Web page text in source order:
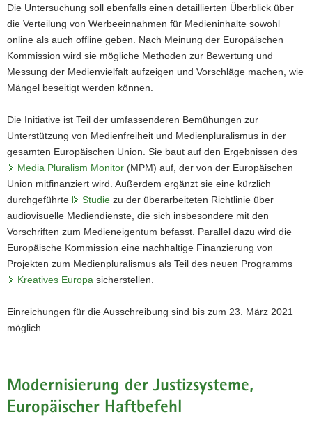
Die Untersuchung soll ebenfalls einen detaillierten Überblick über
die Verteilung von Werbeeinnahmen für Medieninhalte sowohl
online als auch offline geben. Nach Meinung der Europäischen
Kommission wird sie mögliche Methoden zur Bewertung und
Messung der Medienvielfalt aufzeigen und Vorschläge machen, wie
Mängel beseitigt werden können.
Die Initiative ist Teil der umfassenderen Bemühungen zur
Unterstützung von Medienfreiheit und Medienpluralismus in der
gesamten Europäischen Union. Sie baut auf den Ergebnissen des
Media Pluralism Monitor (MPM) auf, der von der Europäischen
Union mitfinanziert wird. Außerdem ergänzt sie eine kürzlich
durchgeführte
Studie zu der überarbeiteten Richtlinie über
audiovisuelle Mediendienste, die sich insbesondere mit den
Vorschriften zum Medieneigentum befasst. Parallel dazu wird die
Europäische Kommission eine nachhaltige Finanzierung von
Projekten zum Medienpluralismus als Teil des neuen Programms
Kreatives Europa sicherstellen.
Einreichungen für die Ausschreibung sind bis zum 23. März 2021
möglich.
Modernisierung der Justizsysteme,
Europäischer Haftbefehl